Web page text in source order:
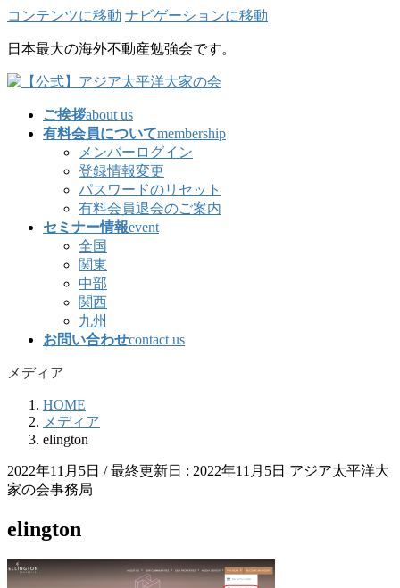
コンテンツに移動 ナビゲーションに移動
日本最大の海外不動産勉強会です。
ご挨拶about us
有料会員についてmembership
メンバーログイン
登録情報変更
パスワードのリセット
有料会員退会のご案内
セミナー情報event
全国
関東
中部
関西
九州
お問い合わせcontact us
メディア
HOME
メディア
elington
2022年11月5日 / 最終更新日 : 2022年11月5日 アジア太平洋大
家の会事務局
elington